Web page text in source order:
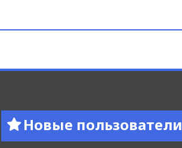
Новые пользователи